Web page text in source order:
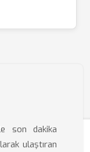
son dakika
ulaştıran